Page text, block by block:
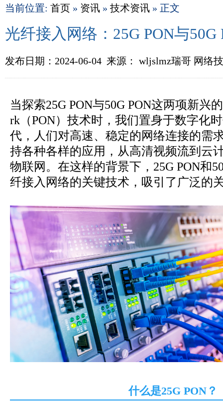
当前位置: 首页 » 资讯 » 技术资讯 » 正文
光纤接入网络：25G PON与50G
发布日期：2024-06-04 来源： wljslmz瑞哥 网络
当探索25G PON与50G PON这两项新兴
rk（PON）技术时，我们置身于数字化
代，人们对高速、稳定的网络连接的需
持各种各样的应用，从高清视频流到云
物联网。在这样的背景下，25G PON和
纤接入网络的关键技术，吸引了广泛的
什么是25G PON？